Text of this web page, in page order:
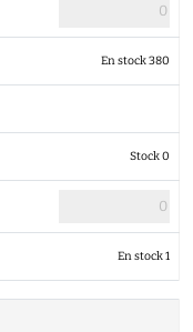
En stock 380
Stock 0
En stock 1